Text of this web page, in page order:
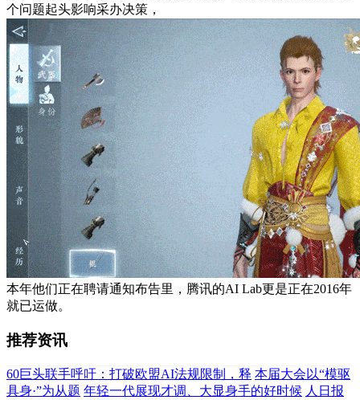
个问题起头影响采办决策，
本年他们正在聘请通知布告里，腾讯的AI Lab更是正在2016年
就已运做。
推荐资讯
60巨头联手呼吁：打破欧盟AI法规限制，释 本届大会以“模驱
具身·”为从题 年轻一代展现才调、大显身手的好时候 人日报